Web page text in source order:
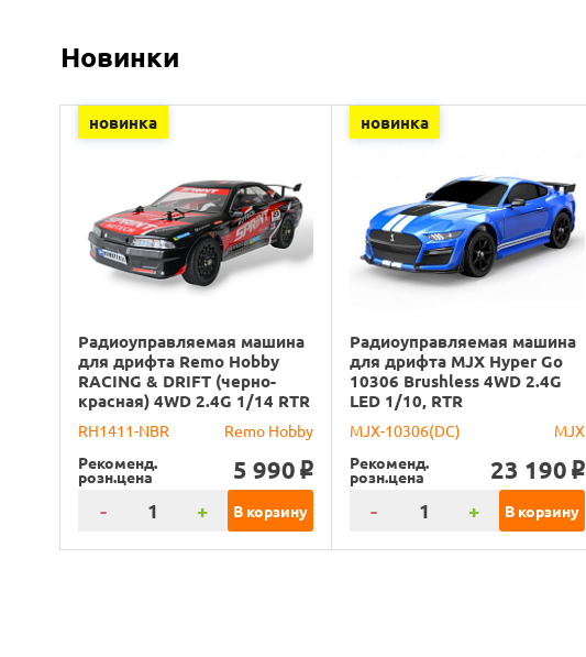
Новинки
новинка
Радиоуправляемая машина
для дрифта Remo Hobby
RACING & DRIFT (черно-
красная) 4WD 2.4G 1/14 RTR
RH1411-NBR
Remo Hobby
Рекоменд.
розн.цена 5 990 o
- + В корзину
новинка
Радиоуправляемая машина
для дрифта MJX Hyper Go
10306 Brushless 4WD 2.4G
LED 1/10, RTR
MJX-10306(DC)
MJX
Рекоменд.
розн.цена 23 190 o
- + В корзину